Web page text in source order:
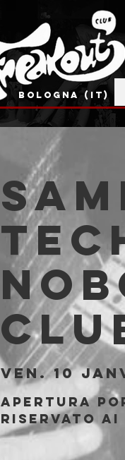
BOLOGNA (IT)
ven. 10
Apertura
riservato ai